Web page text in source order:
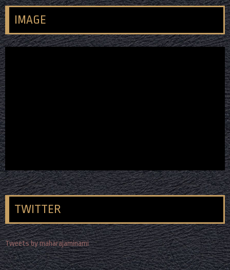
IMAGE
TWITTER
Tweets by maharajaminami